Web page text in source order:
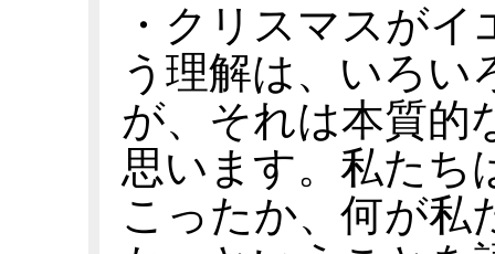
・クリスマスが
う理解は、いろい
が、それは本質的
思います。私たち
こったか、何が私